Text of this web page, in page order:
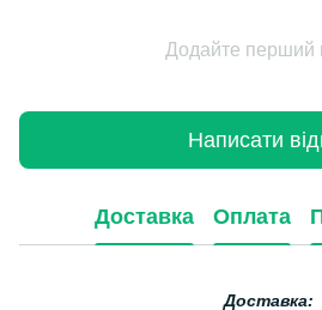
Додайте перший
Написати
Доставка Оплата
Доставка: